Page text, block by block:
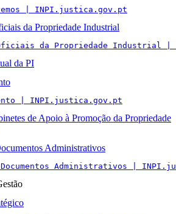
| INPI.justica.gov.pt
da Propriedade Industrial
da Propriedade Industrial
da PI
| INPI.justica.gov.pt
de Apoio à Promoção da Propriedade
Administrativos
Documentos Administrativos |